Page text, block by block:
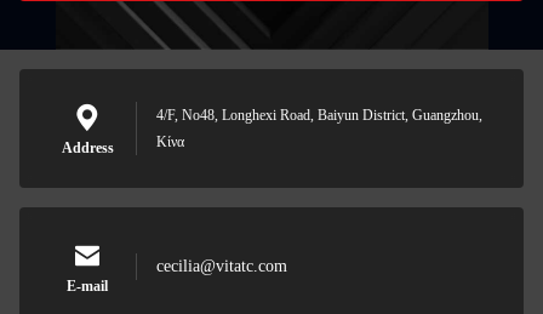
Address
4/F, No48, Longhexi Road, Baiyun District, Guangzhou,
Κίνα
E-mail
cecilia@vitatc.com